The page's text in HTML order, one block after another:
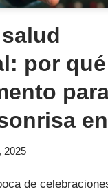
por
2025
de